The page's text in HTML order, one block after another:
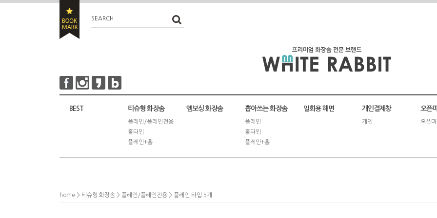
SEARCH
BEST 티슈형 화장솜
플레인/플레인전용
홀타입
플레인+홀
엠보싱 화장솜 뽑아쓰는 화장솜
플레인
홀타입
플레인+홀
일회용 해면 개인결제창
개인
오픈
오픈
home > 티슈형 화장솜 > 플레인/플레인전용 > 플레인 타입 5개